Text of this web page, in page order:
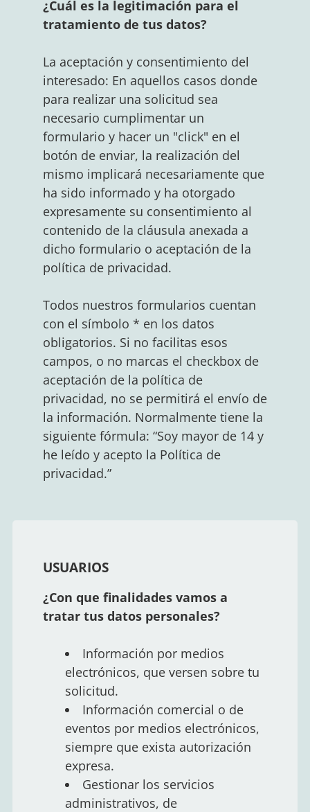
¿Cuál es la legitimación para el
tratamiento de tus datos?
La aceptación y consentimiento del
interesado: En aquellos casos donde
para realizar una solicitud sea
necesario cumplimentar un
formulario y hacer un "click" en el
botón de enviar, la realización del
mismo implicará necesariamente que
ha sido informado y ha otorgado
expresamente su consentimiento al
contenido de la cláusula anexada a
dicho formulario o aceptación de la
política de privacidad.
Todos nuestros formularios cuentan
con el símbolo * en los datos
obligatorios. Si no facilitas esos
campos, o no marcas el checkbox de
aceptación de la política de
privacidad, no se permitirá el envío de
la información. Normalmente tiene la
siguiente fórmula: “Soy mayor de 14 y
he leído y acepto la Política de
privacidad.”
USUARIOS
¿Con que finalidades vamos a
tratar tus datos personales?
Información por medios
electrónicos, que versen sobre tu
solicitud.
Información comercial o de
eventos por medios electrónicos,
siempre que exista autorización
expresa.
Gestionar los servicios
administrativos, de